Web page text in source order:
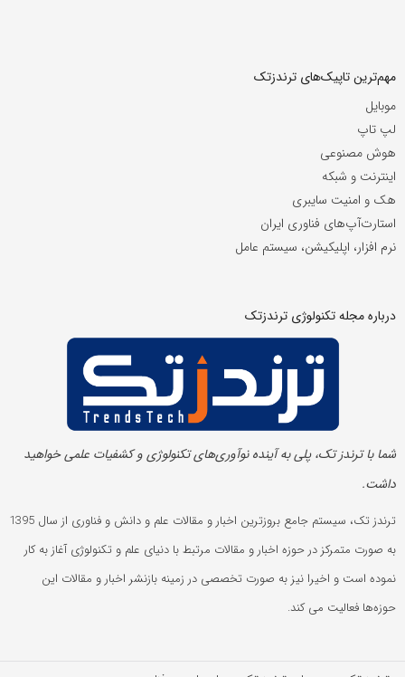
مهم‌ترین تاپیک‌های ترندزتک
موبایل
لپ تاپ
هوش مصنوعی
اینترنت و شبکه
هک و امنیت سایبری
استارت‌آپ‌های فناوری ایران
نرم افزار، اپلیکیشن، سیستم عامل
درباره مجله تکنولوژی ترندزتک
شما با ترندز تک، پلی به آینده‌ نوآوری‌های تکنولوژی و کشفیات علمی خواهید
داشت.
ترندز تک، سیستم جامع بروزترین اخبار و مقالات علم و دانش و فناوری از سال 1395
به صورت متمرکز در حوزه اخبار و مقالات مرتبط با دنیای علم و تکنولوژی آغاز به کار
نموده است و اخیرا نیز به صورت تخصصی در زمینه بازنشر اخبار و مقالات این
حوزه‌ها فعالیت می کند.